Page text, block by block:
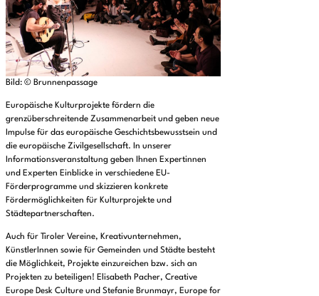
Bild: © Brunnenpassage
Europäische Kulturprojekte fördern die
grenzüberschreitende Zusammenarbeit und geben neue
Impulse für das europäische Geschichtsbewusstsein und
die europäische Zivilgesellschaft. In unserer
Informationsveranstaltung geben Ihnen Expertinnen
und Experten Einblicke in verschiedene EU-
Förderprogramme und skizzieren konkrete
Fördermöglichkeiten für Kulturprojekte und
Städtepartnerschaften.
Auch für Tiroler Vereine, Kreativunternehmen,
KünstlerInnen sowie für Gemeinden und Städte besteht
die Möglichkeit, Projekte einzureichen bzw. sich an
Projekten zu beteiligen! Elisabeth Pacher, Creative
Europe Desk Culture und Stefanie Brunmayr, Europe for